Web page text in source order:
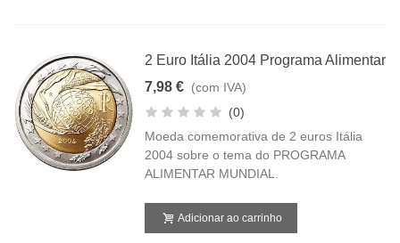
2 Euro Itália 2004 Programa Alimentar
7,98 € (com IVA)
(0)
Moeda comemorativa de 2 euros Itália
2004 sobre o tema do PROGRAMA
ALIMENTAR MUNDIAL.
Adicionar ao carrinho